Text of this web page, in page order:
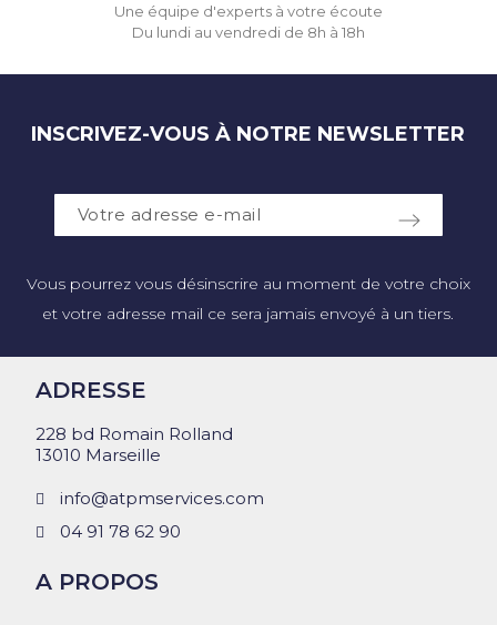
Une équipe d'experts à votre écoute
Du lundi au vendredi de 8h à 18h
INSCRIVEZ-VOUS À NOTRE NEWSLETTER
Vous pourrez vous désinscrire au moment de votre choix
et votre adresse mail ce sera jamais envoyé à un tiers.
ADRESSE
228 bd Romain Rolland
13010 Marseille
info@atpmservices.com
04 91 78 62 90
A PROPOS